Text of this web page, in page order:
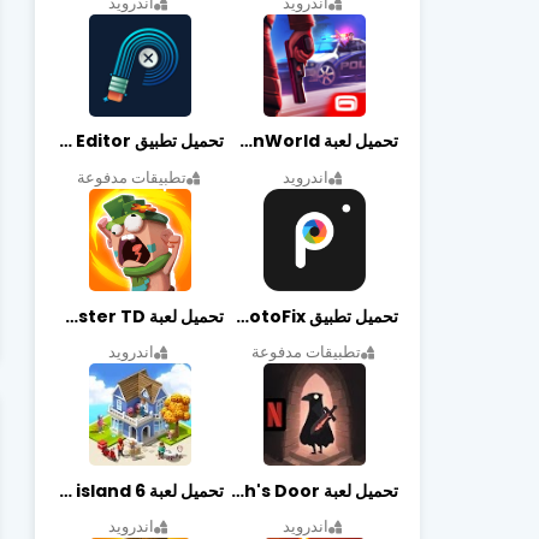
تحميل لعبة Gangstar New Orleans OpenWorld مهكرة أخر إصدار
اندرويد
تحميل تطبيق Retouch Remove Objects Editor مهكرة اخر إصدار
تطبيقات مدفوعة
تحميل تطبيق PhotoFix مهكر آخر إصدار
تطبيقات مدفوعة
تحميل لعبة Candy Disaster TD مهكرة اخر إصدار
اندرويد
تحميل لعبة Death's Door مهكرة أخر إصدار
اندرويد
تحميل لعبة city island 6 مهكرة أخر إصدار
اندرويد